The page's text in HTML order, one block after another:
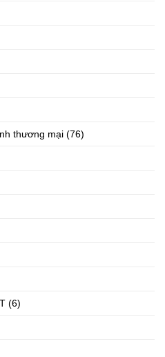
thương mại (76)
(6)